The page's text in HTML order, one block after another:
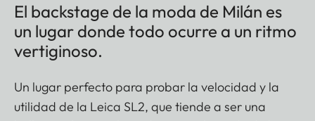
El backstage de la moda de Milán es
un lugar donde todo ocurre a un ritmo
vertiginoso.
Un lugar perfecto para probar la velocidad y la
utilidad de la Leica SL2, que tiende a ser una